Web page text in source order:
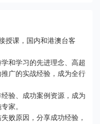
授课，国内和港澳台客
和学习的先进理念、高超
广的实战经验，成为全行
验、成功案例资源，成为
家。
败原因，分享成功经验，